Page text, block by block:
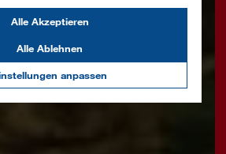
anpassen
Alle Ablehnen
Alle Akzeptieren